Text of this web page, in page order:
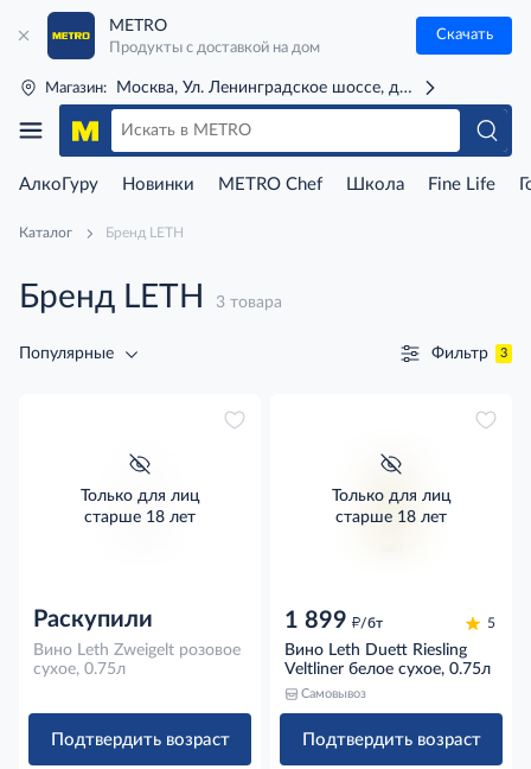
METRO
Продукты с доставкой на дом
Скачать
Магазин: Москва, Ул. Ленинградское шоссе, д. 71Г (м. Речной
АлкоГуру Новинки METRO Chef Школа Fine Life
Каталог Бренд LETH
Бренд LETH 3 товара
Популярные Фильтр 3
Только для лиц
старше 18 лет
Раскупили
Вино Leth Zweigelt розовое
сухое, 0.75л
Подтвердить возраст
Только для лиц
старше 18 лет
1 899 д/бт 5
Вино Leth Duett Riesling
Veltliner белое сухое, 0.75л
Самовывоз
Подтвердить возраст